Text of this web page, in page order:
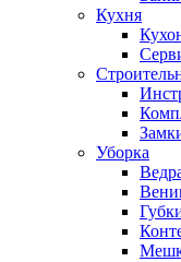
Кухня
Уборка